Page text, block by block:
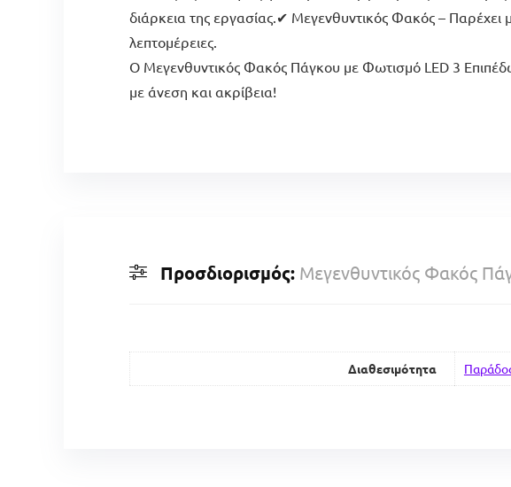
διάρκεια της εργασίας.✔ Μεγενθυντικός Φακός –
λεπτομέρειες.
Ο Μεγενθυντικός Φακός Πάγκου με Φωτισμό LED 3
με άνεση και ακρίβεια!
Προσδιορισμός: Μεγενθυντικός Φακός
Διαθεσιμότητα